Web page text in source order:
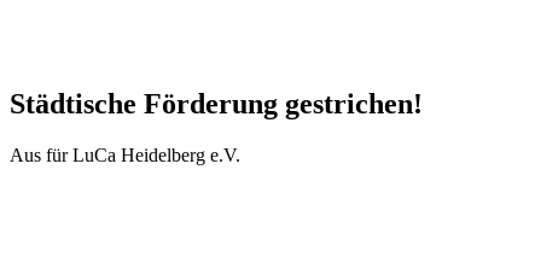
Städtische Förderung gestrichen!
Aus für LuCa Heidelberg e.V.